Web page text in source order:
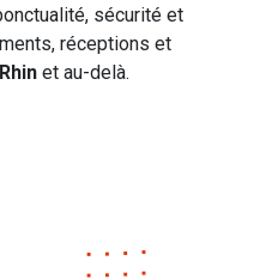
sécurité et
réceptions et
et au-delà.